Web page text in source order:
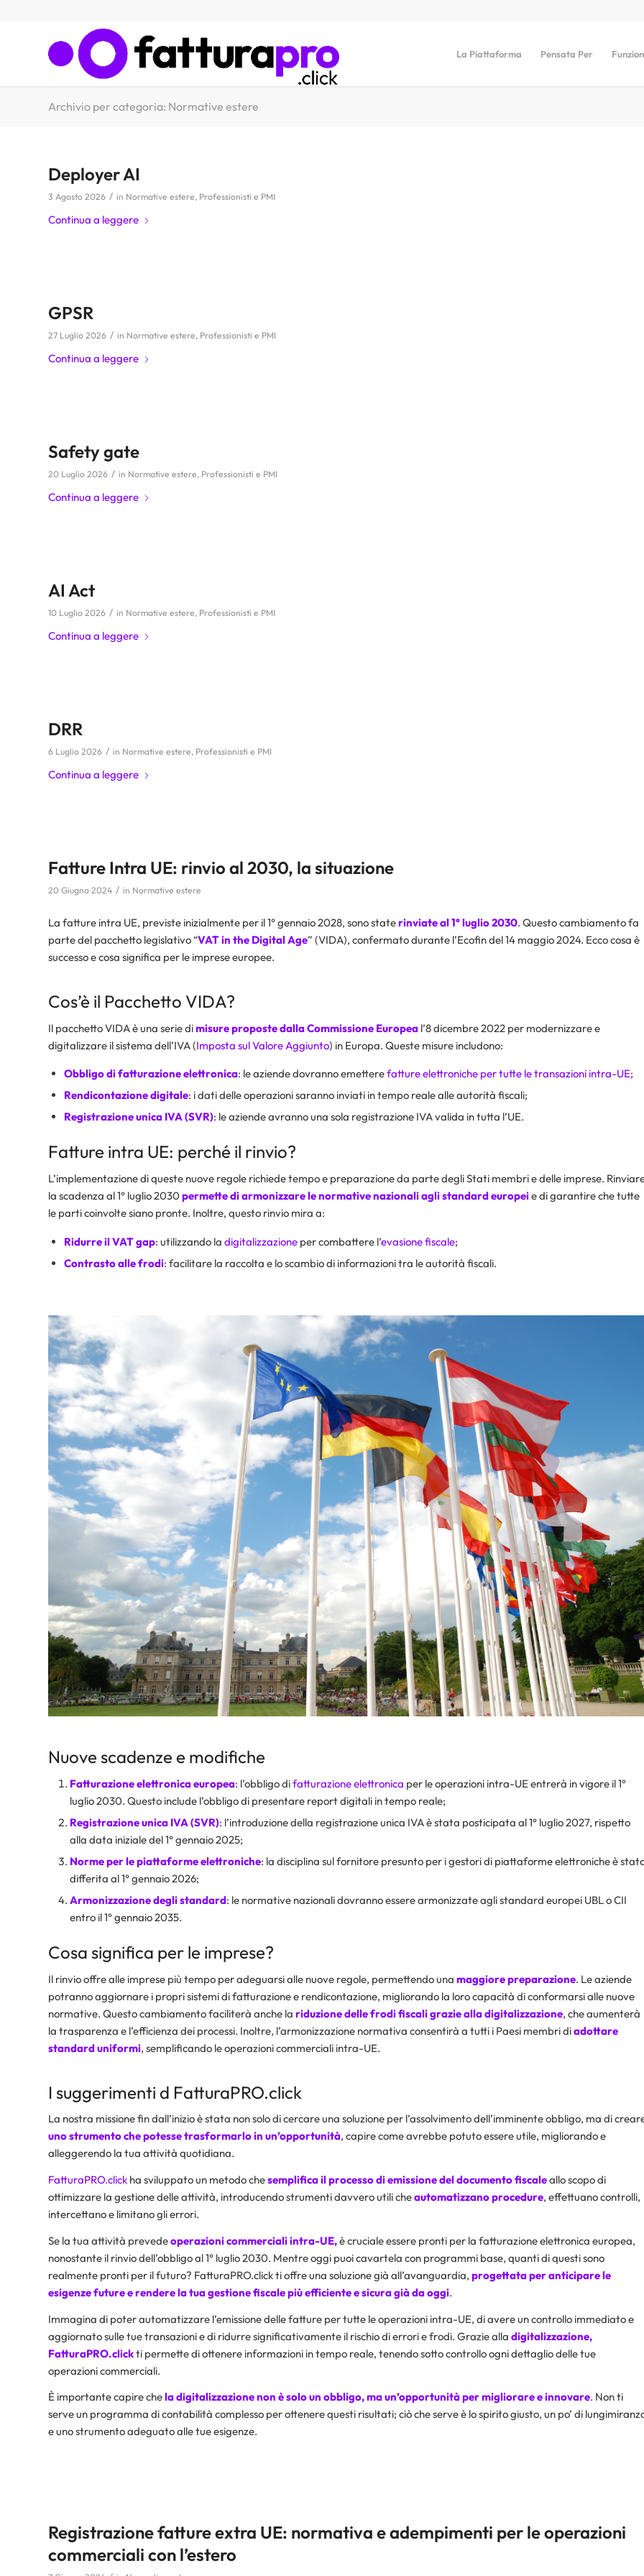
La Piattaforma Pensata Per
Archivio per categoria: Normative estere
Deployer AI
3 Agosto 2026 / in Normative estere, Professionisti e PMI
Continua a leggere
GPSR
27 Luglio 2026 / in Normative estere, Professionisti e PMI
Continua a leggere
Safety gate
20 Luglio 2026 / in Normative estere, Professionisti e PMI
Continua a leggere
AI Act
10 Luglio 2026 / in Normative estere, Professionisti e PMI
Continua a leggere
DRR
6 Luglio 2026 / in Normative estere, Professionisti e PMI
Continua a leggere
Fatture Intra UE: rinvio al 2030, la situazione
20 Giugno 2024 / in Normative estere
La fatture intra UE, previste inizialmente per il 1° gennaio 2028, sono staterinviate al 1° luglio 2030. Questo cambiamento fa
parte del pacchetto legislativo “VAT in the Digital Age” (VIDA), confermato durante l’Ecofin del 14 maggio 2024. Ecco cosa è
successo e cosa significa per le imprese europee.
Cos’è il Pacchetto VIDA?
Il pacchetto VIDA è una serie dimisure proposte dalla Commissione Europea l’8 dicembre 2022 per modernizzare e
digitalizzare il sistema dell’IVA (Imposta sul Valore Aggiunto) in Europa. Queste misure includono:
Obbligo di fatturazione elettronica: le aziende dovranno emetterefatture elettroniche per tutte le transazioni intra-UE;
Rendicontazione digitale: i dati delle operazioni saranno inviati in tempo reale alle autorità fiscali;
Registrazione unica IVA (SVR): le aziende avranno una sola registrazione IVA valida in tutta l’UE.
Fatture intra UE: perché il rinvio?
L’implementazione di queste nuove regole richiede tempo e preparazione da parte degli Stati membri e delle imprese.
la scadenza al 1° luglio 2030 permette di armonizzare le normative nazionali agli standard europeie di garantire che tutte
le parti coinvolte siano pronte. Inoltre, questo rinvio mira a:
Ridurre il VAT gap: utilizzando la digitalizzazione per combattere l’evasione fiscale;
Contrasto alle frodi: facilitare la raccolta e lo scambio di informazioni tra le autorità fiscali.
Nuove scadenze e modifiche
Fatturazione elettronica europea: l’obbligo difatturazione elettronica per le operazioni intra-UE entrerà in vigore il 1°
luglio 2030. Questo include l’obbligo di presentare report digitali in tempo reale;
Registrazione unica IVA (SVR): l’introduzione della registrazione unica IVA è stata posticipata al 1° luglio 2027, rispetto
alla data iniziale del 1° gennaio 2025;
Norme per le piattaforme elettroniche: la disciplina sul fornitore presunto per i gestori di piattaforme elettroniche è
differita al 1° gennaio 2026;
Armonizzazione degli standard: le normative nazionali dovranno essere armonizzate agli standard europei UBL o CII
entro il 1° gennaio 2035.
Cosa significa per le imprese?
Il rinvio offre alle imprese più tempo per adeguarsi alle nuove regole, permettendo una maggiore preparazione. Le aziende
potranno aggiornare i propri sistemi di fatturazione e rendicontazione, migliorando la loro capacità di conformarsi alle nuove
normative. Questo cambiamento faciliterà anche la riduzione delle frodi fiscali grazie alla digitalizzazione, che aumenterà
la trasparenza e l’efficienza dei processi. Inoltre, l’armonizzazione normativa consentirà a tutti i Paesi membri diadottare
standard uniformi, semplificando le operazioni commerciali intra-UE.
I suggerimenti d FatturaPRO.click
La nostra missione fin dall’inizio è stata non solo di cercare una soluzione per l’assolvimento dell’imminente obbligo, ma di
uno strumento che potesse trasformarlo in un’opportunità, capire come avrebbe potuto essere utile, migliorando e
alleggerendo la tua attività quotidiana.
FatturaPRO.click ha sviluppato un metodo chesemplifica il processo di emissione del documento fiscaleallo scopo di
ottimizzare la gestione delle attività, introducendo strumenti davvero utili cheautomatizzano procedure, effettuano controlli,
intercettano e limitano gli errori.
Se la tua attività prevedeoperazioni commerciali intra-UE,è cruciale essere pronti per la fatturazione elettronica europea,
nonostante il rinvio dell’obbligo al 1° luglio 2030. Mentre oggi puoi cavartela con programmi base, quanti di questi sono
realmente pronti per il futuro? FatturaPRO.click ti offre una soluzione già all’avanguardia, progettata per anticipare le
esigenze future e rendere la tua gestione fiscale più efficiente e sicura già da oggi.
Immagina di poter automatizzare l’emissione delle fatture per tutte le operazioni intra-UE, di avere un controllo immediato e
aggiornato sulle tue transazioni e di ridurre significativamente il rischio di errori e frodi. Grazie alla digitalizzazione,
FatturaPRO.clickti permette di ottenere informazioni in tempo reale, tenendo sotto controllo ogni dettaglio delle tue
operazioni commerciali.
È importante capire chela digitalizzazione non è solo un obbligo, ma un’opportunità per migliorare e innovare. Non ti
serve un programma di contabilità complesso per ottenere questi risultati; ciò che serve è lo spirito giusto, un po’ di
e uno strumento adeguato alle tue esigenze.
Registrazione fatture extra UE: normativa e adempimenti per le operazioni
commerciali con l’estero